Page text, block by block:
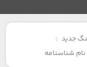
جدید
شناسنامه